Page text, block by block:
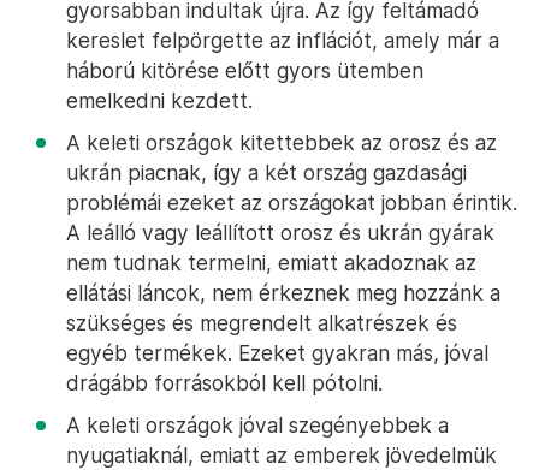
gyorsabban indultak újra. Az így feltámadó
kereslet felpörgette az inflációt, amely már a
háború kitörése előtt gyors ütemben
emelkedni kezdett.
A keleti országok kitettebbek az orosz és az
ukrán piacnak, így a két ország gazdasági
problémái ezeket az országokat jobban érintik.
A leálló vagy leállított orosz és ukrán gyárak
nem tudnak termelni, emiatt akadoznak az
ellátási láncok, nem érkeznek meg hozzánk a
szükséges és megrendelt alkatrészek és
egyéb termékek. Ezeket gyakran más, jóval
drágább forrásokból kell pótolni.
A keleti országok jóval szegényebbek a
nyugatiaknál, emiatt az emberek jövedelmük